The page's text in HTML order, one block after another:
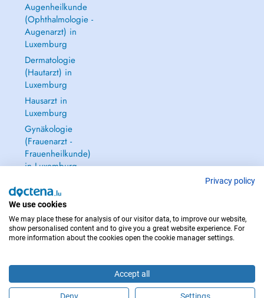
Augenheilkunde
(Ophthalmologie -
Augenarzt) in
Luxemburg
Dermatologie
(Hautarzt) in
Luxemburg
Hausarzt in
Luxemburg
Gynäkologie
(Frauenarzt -
Frauenheilkunde)
in Luxemburg
IM NOTFALL WENDEN SIE SICH AN : 112
Privacy policy
We use cookies
We may place these for analysis of our visitor data, to improve our website,
show personalised content and to give you a great website experience. For
more information about the cookies open the cookie manager settings.
Accept all